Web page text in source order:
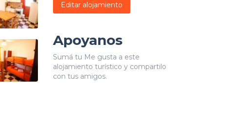
Editar alojamiento
Apoyanos
Sumá tu Me gusta a este
alojamiento turístico y compartilo
con tus amigos.